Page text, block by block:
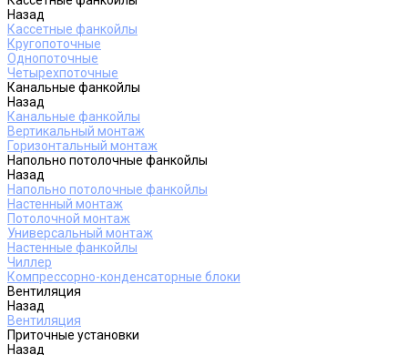
Назад
Кассетные фанкойлы
Кругопоточные
Однопоточные
Четырехпоточные
Канальные фанкойлы
Назад
Канальные фанкойлы
Вертикальный монтаж
Горизонтальный монтаж
Напольно потолочные фанкойлы
Назад
Напольно потолочные фанкойлы
Настенный монтаж
Потолочной монтаж
Универсальный монтаж
Настенные фанкойлы
Чиллер
Компрессорно-конденсаторные блоки
Вентиляция
Назад
Вентиляция
Приточные установки
Назад